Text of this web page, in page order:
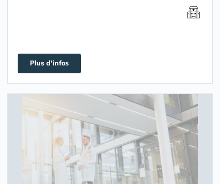
Plus d'infos